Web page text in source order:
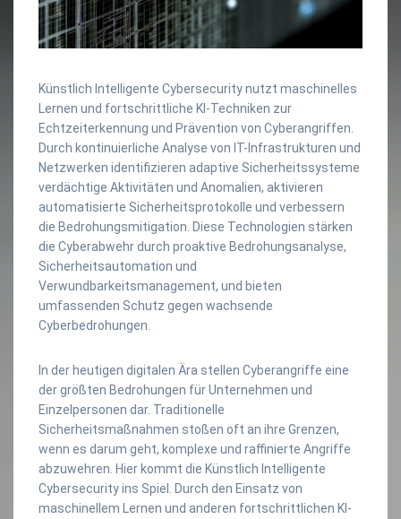
Künstlich Intelligente Cybersecurity nutzt maschinelles
Lernen und fortschrittliche KI-Techniken zur
Echtzeiterkennung und Prävention von Cyberangriffen.
Durch kontinuierliche Analyse von IT-Infrastrukturen und
Netzwerken identifizieren adaptive Sicherheitssysteme
verdächtige Aktivitäten und Anomalien, aktivieren
automatisierte Sicherheitsprotokolle und verbessern
die Bedrohungsmitigation. Diese Technologien stärken
die Cyberabwehr durch proaktive Bedrohungsanalyse,
Sicherheitsautomation und
Verwundbarkeitsmanagement, und bieten
umfassenden Schutz gegen wachsende
Cyberbedrohungen.
In der heutigen digitalen Ära stellen Cyberangriffe eine
der größten Bedrohungen für Unternehmen und
Einzelpersonen dar. Traditionelle
Sicherheitsmaßnahmen stoßen oft an ihre Grenzen,
wenn es darum geht, komplexe und raffinierte Angriffe
abzuwehren. Hier kommt die Künstlich Intelligente
Cybersecurity ins Spiel. Durch den Einsatz von
maschinellem Lernen und anderen fortschrittlichen KI-